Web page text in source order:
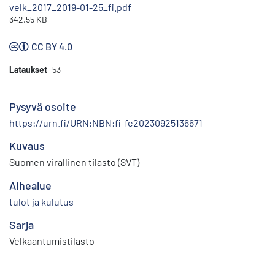
velk_2017_2019-01-25_fi.pdf
342.55 KB
CC BY 4.0
Lataukset 53
Pysyvä osoite
https://urn.fi/URN:NBN:fi-fe20230925136671
Kuvaus
Suomen virallinen tilasto (SVT)
Aihealue
tulot ja kulutus
Sarja
Velkaantumistilasto